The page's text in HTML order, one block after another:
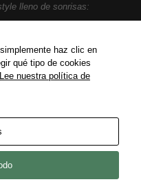
lleno de sonrisas:
haz clic en
qué tipo de cookies
Lee nuestra política de